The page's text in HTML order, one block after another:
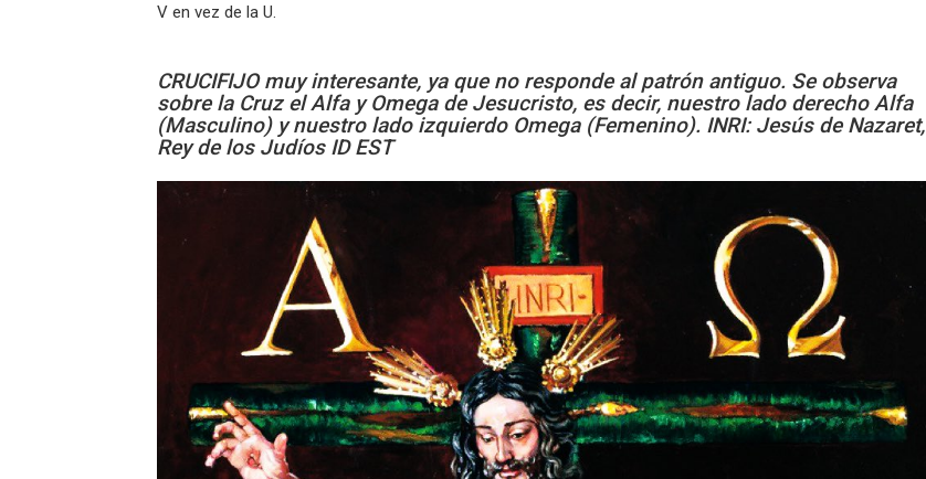
V en vez de la U.
CRUCIFIJO muy interesante, ya que no responde al patrón antiguo. Se observa
sobre la Cruz el Alfa y Omega de Jesucristo, es decir, nuestro lado derecho Alfa
(Masculino) y nuestro lado izquierdo Omega (Femenino). INRI: Jesús de Nazaret,
Rey de los Judíos ID EST